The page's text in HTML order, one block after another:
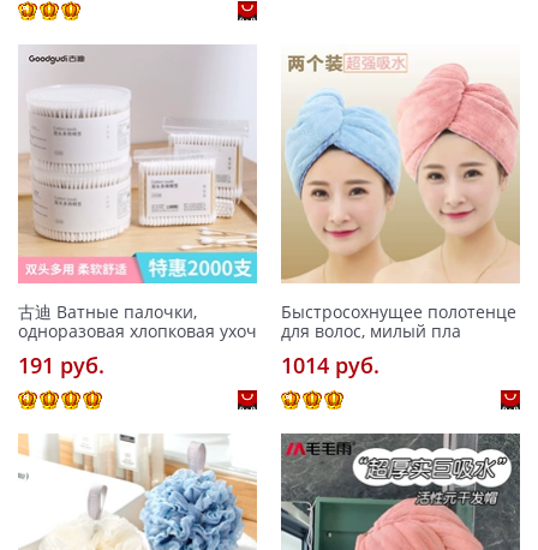
古迪 Ватные палочки,
одноразовая хлопковая ухоч
191 pуб.
Быстросохнущее полотенце
для волос, милый пла
1014 pуб.